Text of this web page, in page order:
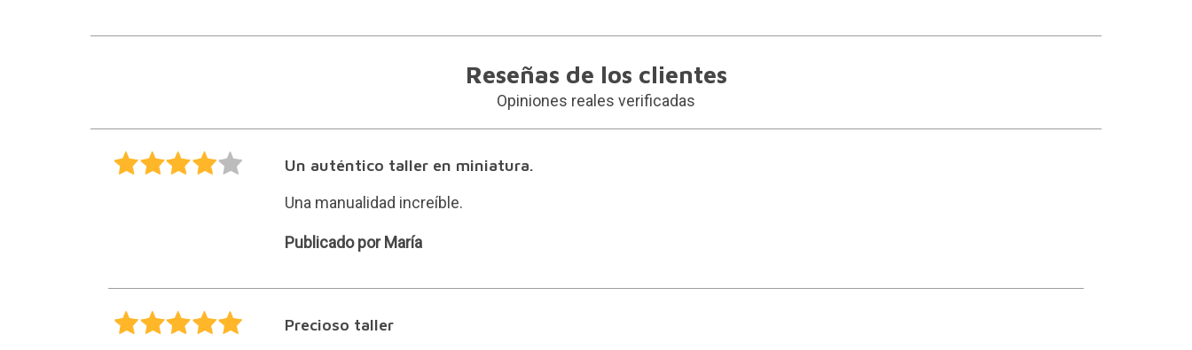
Reseñas de los clientes
Opiniones reales verificadas
Un auténtico taller en miniatura.
Una manualidad increíble.
María
Publicado por María
Precioso taller